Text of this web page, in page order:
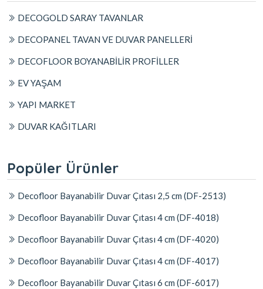
DECOGOLD SARAY TAVANLAR
DECOPANEL TAVAN VE DUVAR PANELLERİ
DECOFLOOR BOYANABİLİR PROFİLLER
EV YAŞAM
YAPI MARKET
DUVAR KAĞITLARI
Popüler Ürünler
Decofloor Bayanabilir Duvar Çıtası 2,5 cm (DF-2513)
Decofloor Bayanabilir Duvar Çıtası 4 cm (DF-4018)
Decofloor Bayanabilir Duvar Çıtası 4 cm (DF-4020)
Decofloor Bayanabilir Duvar Çıtası 4 cm (DF-4017)
Decofloor Bayanabilir Duvar Çıtası 6 cm (DF-6017)